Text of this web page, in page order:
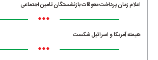
اعلام زمان پرداخت معوقات بازنشستگان تامین اجتماعی
•••
هیمنه آمریکا و اسرائیل شکست
•••